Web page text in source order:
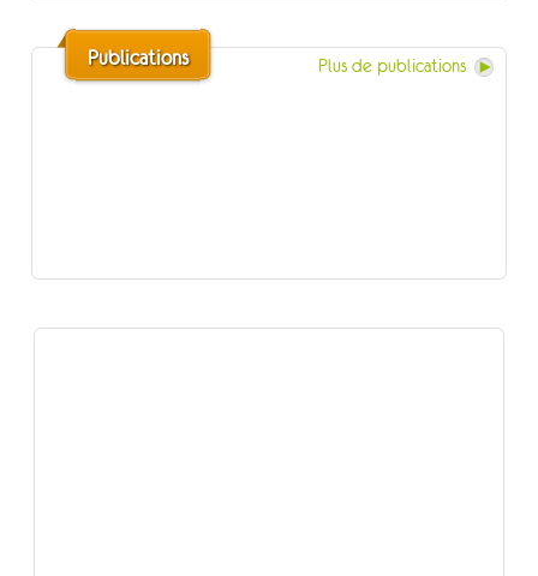
Super Comice
Le 24/10/2026 à Morteau (25)
Plus de publications
Publications